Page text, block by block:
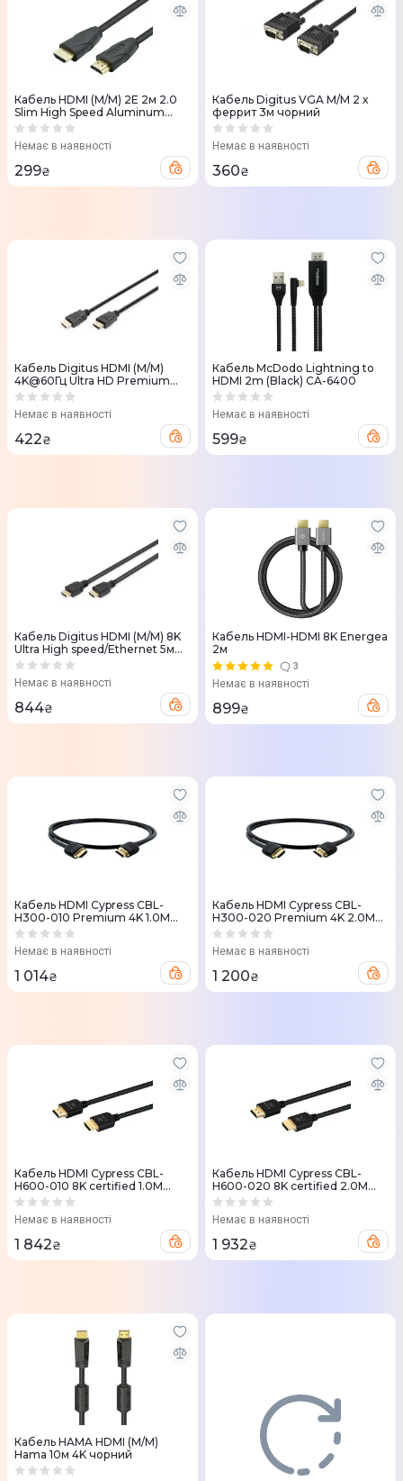
Кабель HDMI (M/M) 2Е 2м 2.0
Slim High Speed Aluminum
чорний
Немає в наявності
299₴
Кабель Digitus VGA M/M 2 х
феррит 3м чорний
Немає в наявності
360₴
Кабель Digitus HDMI (M/M)
4K@60Гц Ultra HD Premium
тип A w/Ethernet золото 2м
Немає в наявності
422₴
Кабель McDodo Lightning to
HDMI 2m (Black) CA-6400
Немає в наявності
599₴
Кабель Digitus HDMI (M/M) 8K
Ultra High speed/Ethernet 5м
чорний
Немає в наявності
844₴
Кабель HDMI-HDMI 8K Energea
2м
3
Немає в наявності
899₴
Кабель HDMI Cypress CBL-
H300-010 Premium 4K 1.0M
30AWG Чорний
Немає в наявності
1 014₴
Кабель HDMI Cypress CBL-
H300-020 Premium 4K 2.0M
30AWG Чорний
Немає в наявності
1 200₴
Кабель HDMI Cypress CBL-
H600-010 8K certified 1.0M
30AWG Чорний
Немає в наявності
1 842₴
Кабель HDMI Cypress CBL-
H600-020 8K certified 2.0M
30AWG Чорний
Немає в наявності
1 932₴
Кабель HAMA HDMI (M/M)
Hama 10м 4K чорний